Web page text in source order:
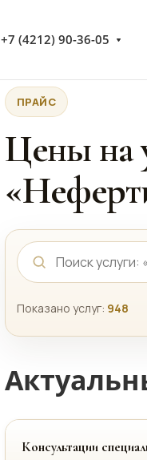
+7 (4212) 90-36-05
ПРАЙС
Цены на
Показано услуг: 948
Консультации